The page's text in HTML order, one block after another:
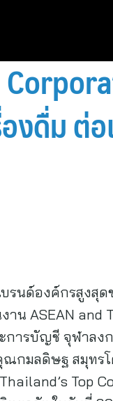
งดื่ม ต่
นด์องค์กรสูงสุด
น ASEAN and
การบัญชี จุฬาลง
ณกมลดิษฐ สมุทรโ
Top